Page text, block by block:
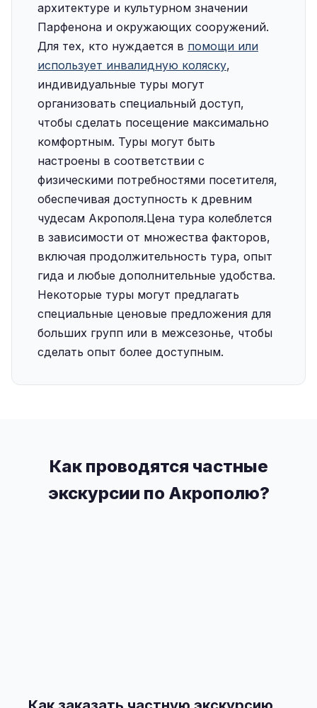
архитектуре и культурном значении
Парфенона и окружающих сооружений.
Для тех, кто нуждается в помощи или
использует инвалидную коляску,
индивидуальные туры могут
организовать специальный доступ,
чтобы сделать посещение максимально
комфортным. Туры могут быть
настроены в соответствии с
физическими потребностями посетителя,
обеспечивая доступность к древним
чудесам Акрополя.‍Цена тура колеблется
в зависимости от множества факторов,
включая продолжительность тура, опыт
гида и любые дополнительные удобства.
Некоторые туры могут предлагать
специальные ценовые предложения для
больших групп или в межсезонье, чтобы
сделать опыт более доступным.
Как проводятся частные
экскурсии по Акрополю?